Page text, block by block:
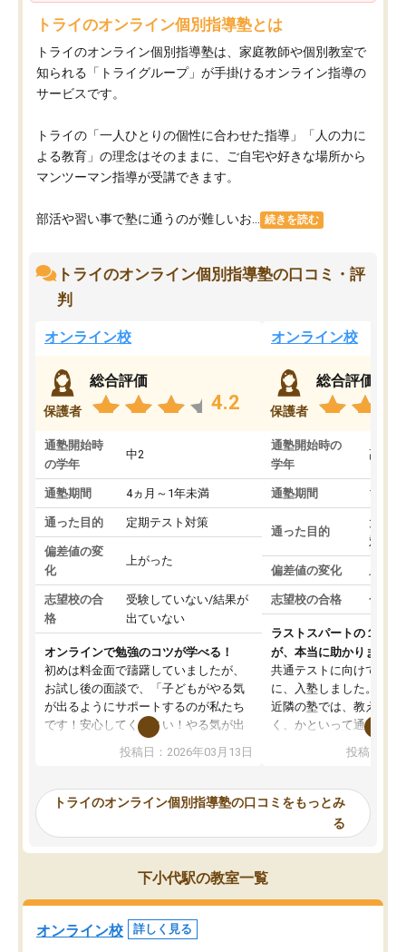
トライのオンライン個別指導塾とは
トライのオンライン個別指導塾は、家庭教師や個別教室で
知られる「トライグループ」が手掛けるオンライン指導の
サービスです。
トライの「一人ひとりの個性に合わせた指導」「人の力に
よる教育」の理念はそのままに、ご自宅や好きな場所から
マンツーマン指導が受講できます。
部活や習い事で塾に通うのが難しいお... 続きを読む
トライのオンライン個別指導塾の口コミ・評
判
オンライン校
保護者
総合評価
4.2
通塾開始時
の学年
中2
通塾期間 4ヵ月～1年未満
通った目的 定期テスト対策
偏差値の変
化
上がった
志望校の合
格
受験していない/結果が
出ていない
オンラインで勉強のコツが学べる！
初めは料金面で躊躇していましたが、
お試し後の面談で、「子どもがやる気
が出るようにサポートするのが私たち
です！安心してください！やる気が出
ないのは私たち講師の責任です」と言
ってくださり、確かに！と考えて、思
ったんですが、学生の先生から学ぶこ
み、徐々に成績が上がったらいいなと
思っていました。何が今足りないのか
を的確に指導いただき、子どももびっ
くりするほど楽しんでやる気を持って
塾を受けています。狙い通り、少しず
つ成績も上がり、苦手意識も無くなっ
てきたので、さらに苦手な数学も追加
投稿日：2026年03月13日
オンライン校
保護者
総合評価
通塾開始時の
学年
高3
通塾期間 1～3
通った目的
大学
対策
偏差値の変化
志望校の合格 合格
ラストスパートの１か月
が、本当に助かりました
共通テストに向けての追
に、入塾しました。田舎
近隣の塾では、教えても
く、かといって通うには
可能なので本当に助か
らないところをピンポイ
頂いて、とてもわかり
していました。一生を
スト、多少お金がかかっ
投稿日：
トライのオンライン個別指導塾の口コミをもっとみ
る
下小代駅の教室一覧
オンライン校 詳しく見る